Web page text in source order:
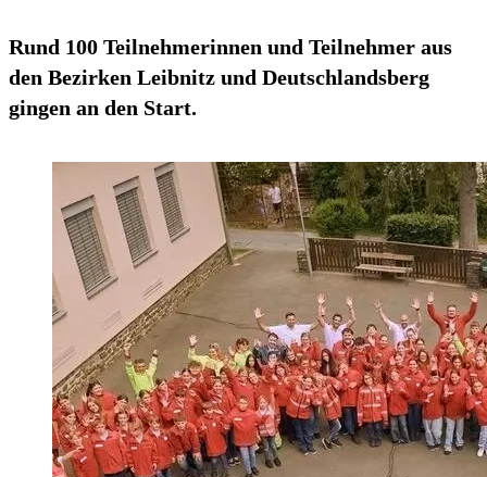
Rund 100 Teilnehmerinnen und Teilnehmer aus
den Bezirken Leibnitz und Deutschlandsberg
gingen an den Start.